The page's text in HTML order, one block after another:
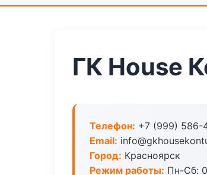
ГК House
Телефон: +7 (999) 586-
Email:
Город: Красноярск
Режим работы: Пн-Сб: